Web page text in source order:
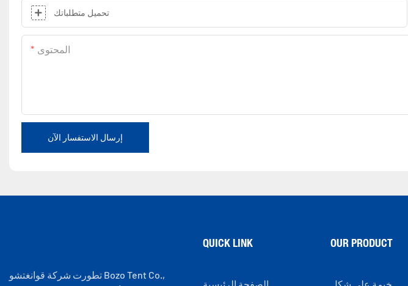
تحميل متطلباتك
المحتوى
إرسال الاستفسار الآن
تطورت شركة قوانغتشو Bozo Tent Co.,
QUICK LINK OUR PRODUCT